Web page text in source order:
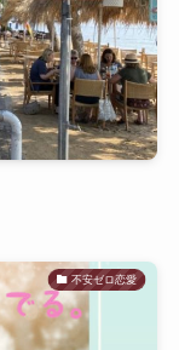
不安ゼロ恋愛